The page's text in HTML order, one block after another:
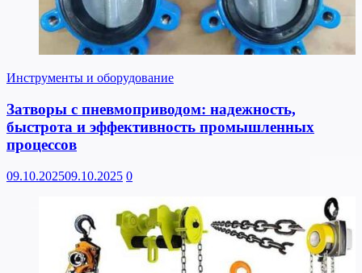
Инструменты и оборудование
Затворы с пневмоприводом: надежность,
быстрота и эффективность промышленных
процессов
09.10.202509.10.2025 0